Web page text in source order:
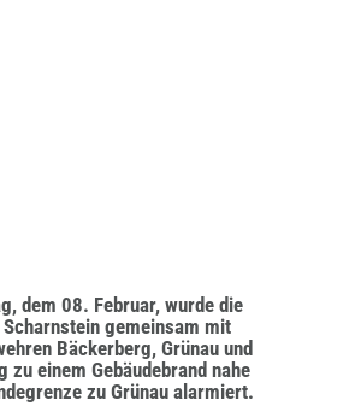
dem 08. Februar, wurde die
Scharnstein gemeinsam mit
Bäckerberg, Grünau und
zu einem Gebäudebrand nahe
zu Grünau alarmiert.